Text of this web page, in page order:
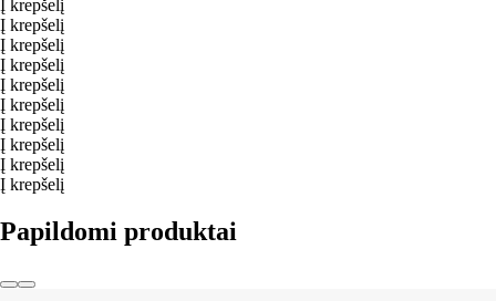
Į krepšelį
Į krepšelį
Į krepšelį
Į krepšelį
Į krepšelį
Į krepšelį
Į krepšelį
Į krepšelį
Į krepšelį
Į krepšelį
Papildomi produktai